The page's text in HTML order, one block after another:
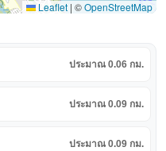
Leaflet | ©OpenStreetMap
ประมาณ 0.06 กม.
ประมาณ 0.09 กม.
ประมาณ 0.09 กม.